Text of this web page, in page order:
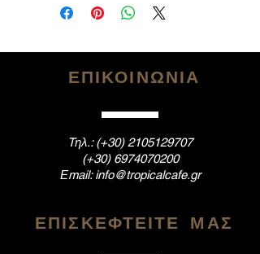
ΕΠΙΚΟΙΝΩΝΙΑ
Tηλ.: (+30) 2105129707
(+30) 6974070200
Εmail:info@tropicalcafe.gr
ΕΠΙΣΚΕΦΤΕΙΤΕ ΜΑΣ